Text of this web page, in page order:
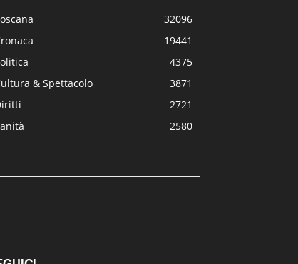
32096
19441
4375
& Spettacolo
3871
2721
2580